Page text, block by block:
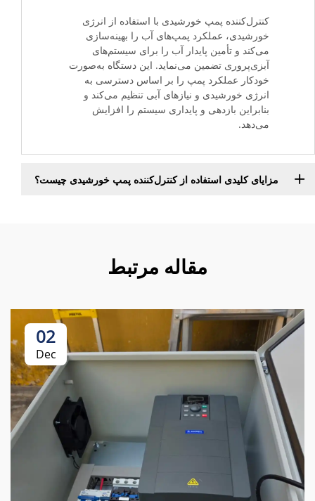
کنترل‌کننده پمپ خورشیدی با استفاده از انرژی
خورشیدی، عملکرد پمپ‌های آب را بهینه‌سازی
می‌کند و تأمین پایدار آب را برای سیستم‌های
آبزی‌پروری تضمین می‌نماید. این دستگاه به‌صورت
خودکار عملکرد پمپ را بر اساس دسترسی به
انرژی خورشیدی و نیازهای آبی تنظیم می‌کند و
بنابراین بازدهی و پایداری سیستم را افزایش
می‌دهد.
مزایای کلیدی استفاده از کنترل‌کننده پمپ خورشیدی چیست؟
مقاله مرتبط
02
Dec